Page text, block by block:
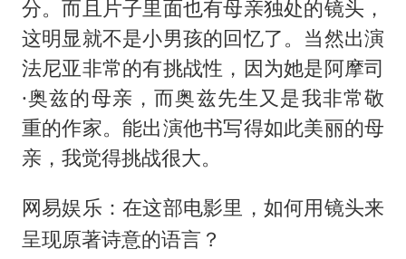
分。而且片子里面也有母亲独处的镜头，
这明显就不是小男孩的回忆了。当然出演
法尼亚非常的有挑战性，因为她是阿摩司
·奥兹的母亲，而奥兹先生又是我非常敬
重的作家。能出演他书写得如此美丽的母
亲，我觉得挑战很大。
网易娱乐：在这部电影里，如何用镜头来
呈现原著诗意的语言？